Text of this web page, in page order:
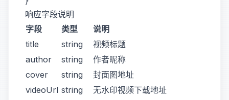
响应字段说明
字段
类型
说明
title
string
视频标题
author
string
作者昵称
cover
string
封面图地址
videoUrl string
无水印视频下载地址